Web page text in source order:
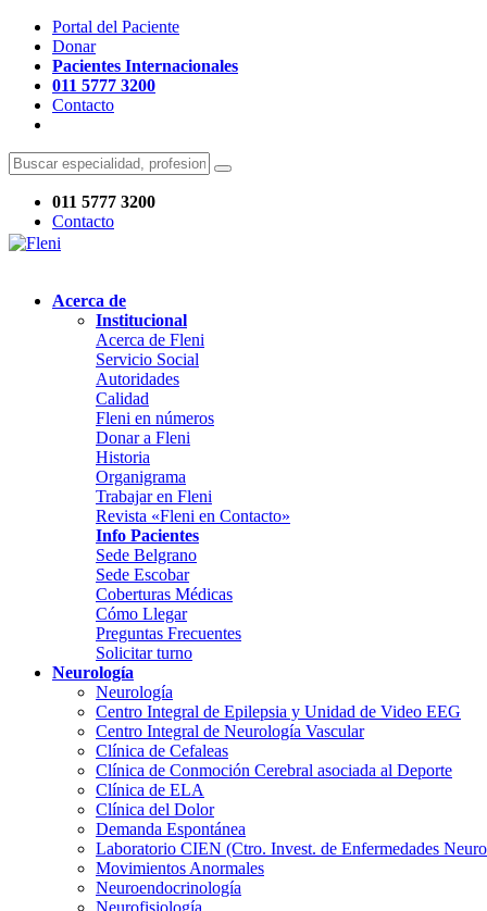
Portal del Paciente
Donar
Pacientes Internacionales
011 5777 3200
Contacto
011 5777 3200
Contacto
Acerca de
Institucional
Acerca de Fleni
Servicio Social
Autoridades
Calidad
Fleni en números
Donar a Fleni
Historia
Organigrama
Trabajar en Fleni
Revista «Fleni en Contacto»
Info Pacientes
Sede Belgrano
Sede Escobar
Coberturas Médicas
Cómo Llegar
Preguntas Frecuentes
Solicitar turno
Neurología
Neurología
Centro Integral de Epilepsia y Unidad de Video EEG
Centro Integral de Neurología Vascular
Clínica de Cefaleas
Clínica de Conmoción Cerebral asociada al Deporte
Clínica de ELA
Clínica del Dolor
Demanda Espontánea
Laboratorio CIEN (Ctro. Invest. de Enfermedades
Movimientos Anormales
Neuroendocrinología
Neurofisiología